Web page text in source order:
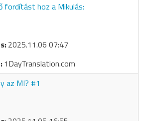
fordítást hoz a Mikulás:
2025.11.06 07:47
1DayTranslation.com
az MI? #1